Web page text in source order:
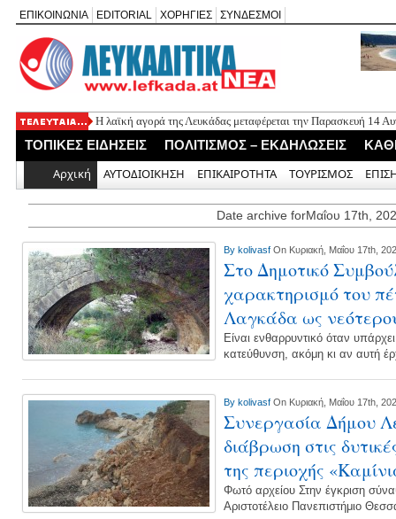
ΕΠΙΚΟΙΝΩΝΙΑ EDITORIAL ΧΟΡΗΓΙΕΣ ΣΥΝΔΕΣΜΟΙ
Η λαϊκή αγορά της Λευκάδας μεταφέρεται την Παρασκευή 14
Εορτασμός της Μεταμόρφωσης στο Μεγανήσι Λευκάδας
Ο Δήμος Λευκάδας προμηθεύεται 40 αντίτυπα του
Τρεις θεματικές ομιλίες στον Ιερό Ναό Μεταμορφώσεως του
ΤΟΠΙΚΕΣ ΕΙΔΗΣΕΙΣ ΠΟΛΙΤΙΣΜΟΣ – ΕΚΔΗΛΩΣΕΙΣ
Αρχική ΑΥΤΟΔΙΟΙΚΗΣΗ ΕΠΙΚΑΙΡΟΤΗΤΑ ΤΟΥΡΙΣΜΟΣ
Date archive forΜαΐου 17th,
By kolivasf On Κυριακή, Μαΐου 17th,
Στο Δημοτικό
χαρακτηρισμό του
Λαγκάδα ως
Είναι ενθαρρυντικό όταν
κατεύθυνση, ακόμη κι αν αυτή
By kolivasf On Κυριακή, Μαΐου 17th,
Συνεργασία Δήμου
διάβρωση στις
της περιοχής
Φωτό αρχείου Στην έγκριση
Αριστοτέλειο Πανεπιστήμιο